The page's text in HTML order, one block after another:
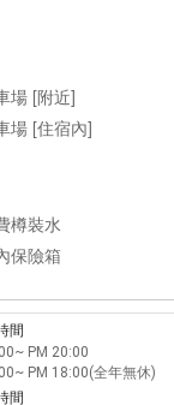
場 [附近]
場 [住宿內]
樽裝水
保險箱